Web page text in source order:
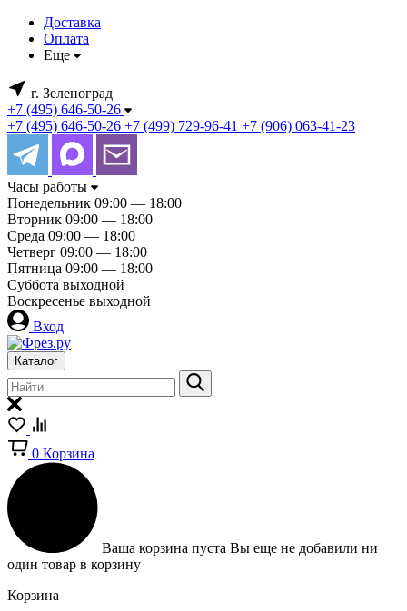
Доставка
Оплата
Еще
г. Зеленоград
+7 (495) 646-50-26
+7 (495) 646-50-26 +7 (499) 729-96-41 +7 (906) 063-41-23
Часы работы
Понедельник 09:00 — 18:00
Вторник 09:00 — 18:00
Среда 09:00 — 18:00
Четверг 09:00 — 18:00
Пятница 09:00 — 18:00
Суббота выходной
Воскресенье выходной
Вход
Каталог
0 Корзина
Ваша корзина пуста Вы еще не добавили ни
один товар в корзину
Корзина